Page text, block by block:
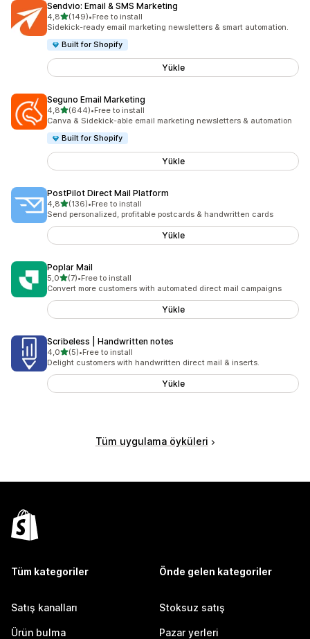
Sendvio: Email & SMS Marketing
4,85 yıldız üzerinden
(149)
toplam 149 değerlendirme
•Free to install
Sidekick-ready email marketing newsletters & smart automation.
Built for Shopify
Yükle
Seguno Email Marketing
4,85 yıldız üzerinden
(644)
toplam 644 değerlendirme
•Free to install
Canva & Sidekick-able email marketing newsletters & automation
Built for Shopify
Yükle
PostPilot Direct Mail Platform
4,85 yıldız üzerinden
(136)
toplam 136 değerlendirme
•Free to install
Send personalized, profitable postcards & handwritten cards
Yükle
Poplar Mail
5,05 yıldız üzerinden
(7)
toplam 7 değerlendirme
•Free to install
Convert more customers with automated direct mail campaigns
Yükle
Scribeless | Handwritten notes
4,05 yıldız üzerinden
(5)
toplam 5 değerlendirme
•Free to install
Delight customers with handwritten direct mail & inserts.
Yükle
Tüm uygulama öyküleri
Tüm kategoriler
Satış kanalları
Ürün bulma
Önde gelen kategoriler
Stoksuz satış
Pazar yerleri